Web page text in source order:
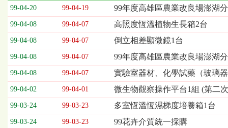
招
標
採
購
列
表，
欄
位
依
序
開
99-04-20 99-04-19 99年度高雄區農業改良場澎湖
99-04-08 99-04-07 高照度恆溫植物生長箱2台
99-04-08 99-04-07 倒立相差顯微鏡1台
99-04-08 99-04-07 99年度高雄區農業改良場澎湖
99-04-08 99-04-07 實驗室器材、化學試藥（玻璃
99-04-02 99-04-01 微生物觀察操作平台1組 (第二
99-03-24 99-03-23 多室恆溫恆濕梯度培養箱1台
99-03-24 99-03-23 99花卉介質統一採購